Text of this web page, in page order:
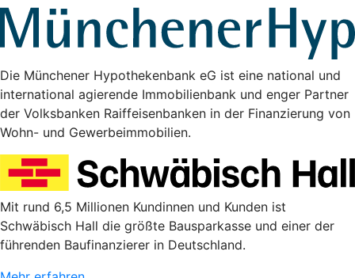
Die Münchener Hypothekenbank eG ist eine national und
international agierende Immobilienbank und enger Partner
der Volksbanken Raiffeisenbanken in der Finanzierung von
Wohn- und Gewerbeimmobilien.
Mit rund 6,5 Millionen Kundinnen und Kunden ist
Schwäbisch Hall die größte Bausparkasse und einer der
führenden Baufinanzierer in Deutschland.